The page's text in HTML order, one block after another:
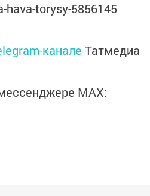
torysy-5856145
канале Татмедиа
MАХ: